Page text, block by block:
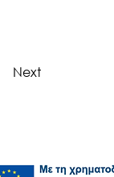
Next